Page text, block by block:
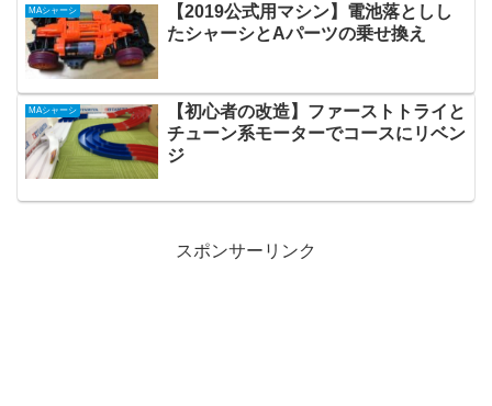
MAシャーシ
【2019公式用マシン】電池落としし
たシャーシとAパーツの乗せ換え
MAシャーシ
【初心者の改造】ファーストトライと
チューン系モーターでコースにリベン
ジ
スポンサーリンク